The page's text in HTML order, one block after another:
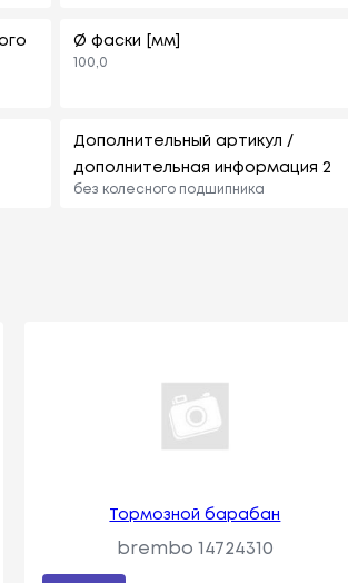
Ø фаски [мм]
100,0
Дополнительный артикул /
дополнительная информация 2
без колесного подшипника
Тормозной барабан
brembo 14724310